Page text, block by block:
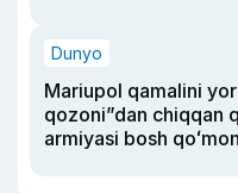
Dunyo
Mariupol qamalini
qozoni”dan chiqqan
armiyasi bosh